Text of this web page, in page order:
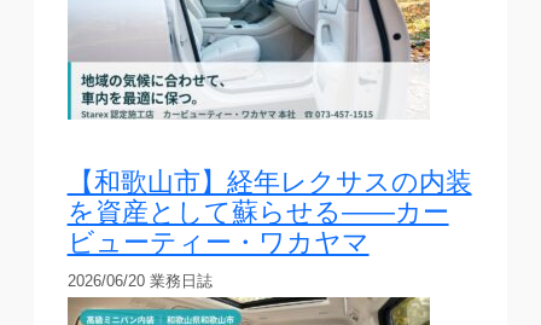
【和歌山市】経年レクサスの内装
を資産として蘇らせる——カー
ビューティー・ワカヤマ
2026/06/20 業務日誌